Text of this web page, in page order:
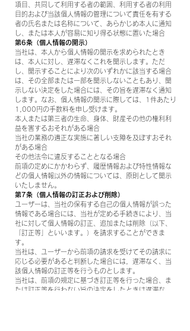
項目、共同して利用する者の範囲、利用する者の利用
目的および当該個人情報の管理について責任を有する
者の氏名または名称について、あらかじめ本人に通知
し、または本人が容易に知り得る状態に置いた場合
第6条（個人情報の開示）
当社は、本人から個人情報の開示を求められたとき
は、本人に対し、遅滞なくこれを開示します。ただ
し、開示することにより次のいずれかに該当する場合
は、その全部または一部を開示しないこともあり、開
示しない決定をした場合には、その旨を遅滞なく通知
します。なお、個人情報の開示に際しては、1件あたり
1,000円の手数料を申し受けます。
本人または第三者の生命、身体、財産その他の権利利
益を害するおそれがある場合
当社の業務の適正な実施に著しい支障を及ぼすおそれ
がある場合
その他法令に違反することとなる場合
前項の定めにかかわらず、履歴情報および特性情報な
どの個人情報以外の情報については、原則として開示
いたしません。
第7条（個人情報の訂正および削除）
ユーザーは、当社の保有する自己の個人情報が誤った
情報である場合には、当社が定める手続きにより、当
社に対して個人情報の訂正、追加または削除（以下、
「訂正等」といいます。）を請求することができま
す。
当社は、ユーザーから前項の請求を受けてその請求に
応じる必要があると判断した場合には，遅滞なく、当
該個人情報の訂正等を行うものとします。
当社は、前項の規定に基づき訂正等を行った場合、ま
たは訂正等を行わない旨の決定をしたときは遅滞な